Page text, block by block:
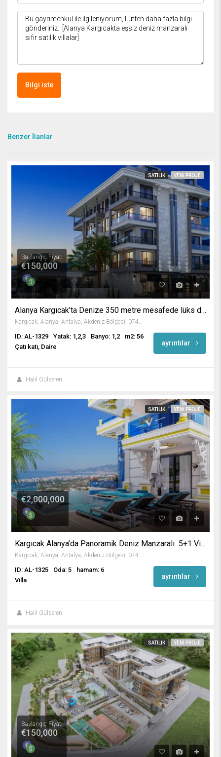
Bilgi iste
Benzer İlanlar
SATILIK YENI PROJE
Başlangıç Fiyatı
€150,000
Alanya Kargıcak’ta Denize 350 metre mesafede lüks daireler
ID: AL-1329 Yatak: 1,2,3 Banyo: 1,2
m2: 56
Çatı katı, Daire
ayrıntılar
Halil Gülseren
SATILIK YENI PROJE
€2,000,000
Kargıcak Alanya’da Panoramik Deniz Manzaralı 5+1 Villa
Kargıcak, Alanya, Antalya, Akdeniz Bölgesi, 07435, Türkiye
ID: AL-1325 Oda: 5
hamam: 6
Villa
ayrıntılar
Halil Gülseren
SATILIK YENI PROJE
Başlangıç Fiyatı
€150,000